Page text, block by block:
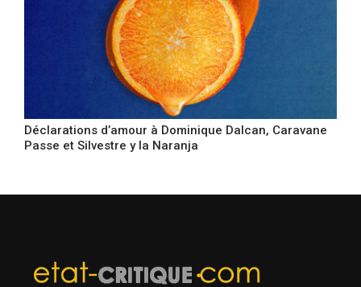
Déclarations d’amour à Dominique Dalcan, Caravane
Passe et Silvestre y la Naranja